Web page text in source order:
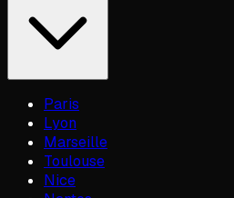
Paris
Lyon
Marseille
Toulouse
Nice